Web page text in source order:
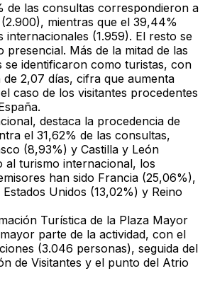
de las consultas correspondieron a
mientras que el 39,44%
internacionales (1.959). El resto se
presencial. Más de la mitad de las
se identificaron como turistas, con
de 2,07 días, cifra que aumenta
caso de los visitantes procedentes
destaca la procedencia de
el 31,62% de las consultas,
(8,93%) y Castilla y León
al turismo internacional, los
han sido Francia (25,06%),
Unidos (13,02%) y Reino
Turística de la Plaza Mayor
parte de la actividad, con el
(3.046 personas), seguida del
de Visitantes y el punto del Atrio